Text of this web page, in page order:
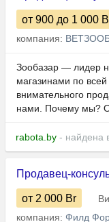
от 900 до 1 000
компания:
Зообазар — лидер
магазинами по
внимательного
нами. Почему мы?
rabota.by - найдена
Продавец-
от 2 000 Br
компания: Филд